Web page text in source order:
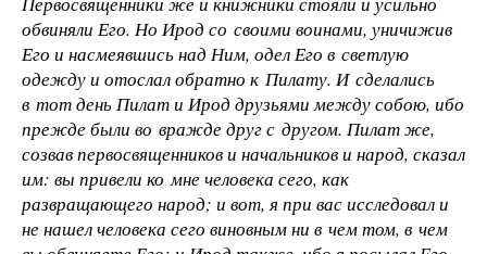
обвиняли Его. Но Ирод со своими воинами, уничижив
Его и насмеявшись над Ним, одел Его в светлую
одежду и отослал обратно к Пилату. И сделались
в тот день Пилат и Ирод друзьями между собою, ибо
прежде были во вражде друг с другом. Пилат же,
созвав первосвященников и начальников и народ, сказал
им: вы привели ко мне человека сего, как
развращающего народ; и вот, я при вас исследовал и
не нашел человека сего виновным ни в чем том, в чем